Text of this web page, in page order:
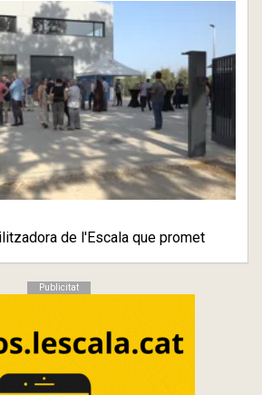
de l'Escala que promet
Publicitat